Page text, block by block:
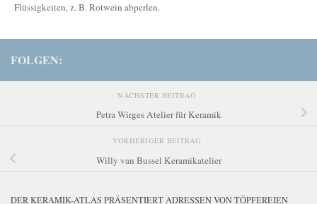
Flüssigkeiten, z. B. Rotwein abperlen.
FOLGEN:
NÄCHSTER BEITRAG
Petra Wirges Atelier für Keramik
VORHERIGER BEITRAG
Willy van Bussel Keramikatelier
DER KERAMIK-ATLAS PRÄSENTIERT ADRESSEN VON TÖPFEREIEN